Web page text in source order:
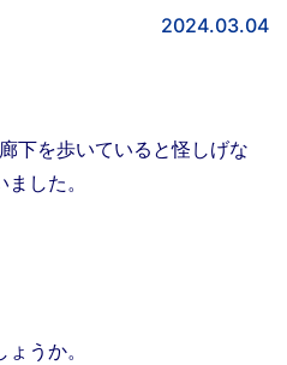
2024.03.04
下を歩いていると怪しげな
した。
うか。